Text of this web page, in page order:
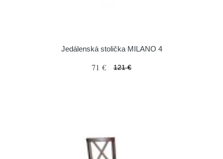
Jedálenská stolička MILANO 4
71 € 121 €